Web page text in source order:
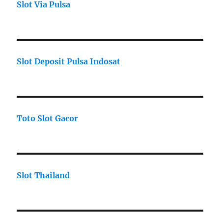
Slot Via Pulsa
Slot Deposit Pulsa Indosat
Toto Slot Gacor
Slot Thailand